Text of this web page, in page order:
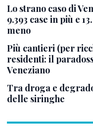
Lo strano caso di
9.393 case in più e
meno
Più cantieri (per
residenti: il
Veneziano
Tra droga e
delle siringhe